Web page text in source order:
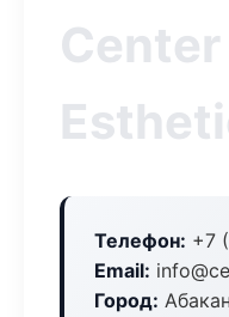
Center
Телефон: +7
Email:
Город: Абакан